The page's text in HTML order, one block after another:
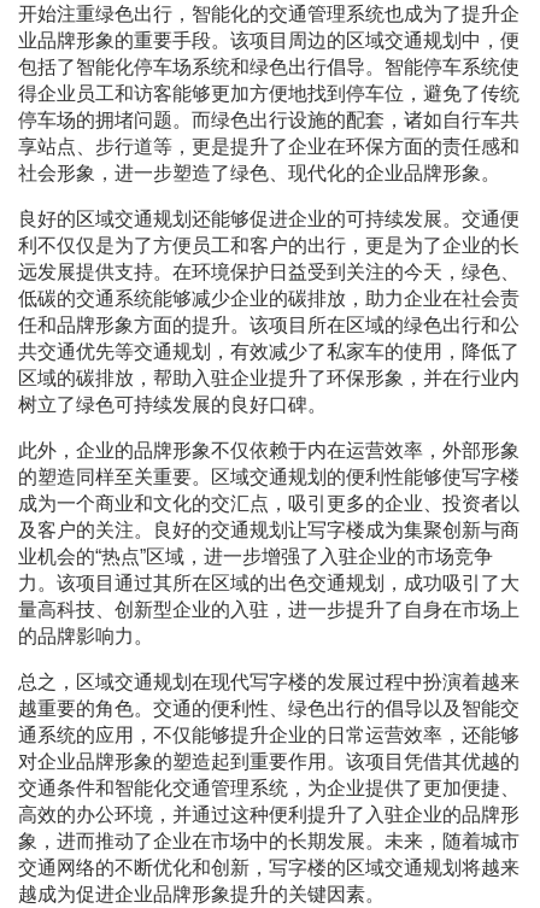
开始注重绿色出行，智能化的交通管理系统也成为了提升企
业品牌形象的重要手段。该项目周边的区域交通规划中，便
包括了智能化停车场系统和绿色出行倡导。智能停车系统使
得企业员工和访客能够更加方便地找到停车位，避免了传统
停车场的拥堵问题。而绿色出行设施的配套，诸如自行车共
享站点、步行道等，更是提升了企业在环保方面的责任感和
社会形象，进一步塑造了绿色、现代化的企业品牌形象。
良好的区域交通规划还能够促进企业的可持续发展。交通便
利不仅仅是为了方便员工和客户的出行，更是为了企业的长
远发展提供支持。在环境保护日益受到关注的今天，绿色、
低碳的交通系统能够减少企业的碳排放，助力企业在社会责
任和品牌形象方面的提升。该项目所在区域的绿色出行和公
共交通优先等交通规划，有效减少了私家车的使用，降低了
区域的碳排放，帮助入驻企业提升了环保形象，并在行业内
树立了绿色可持续发展的良好口碑。
此外，企业的品牌形象不仅依赖于内在运营效率，外部形象
的塑造同样至关重要。区域交通规划的便利性能够使写字楼
成为一个商业和文化的交汇点，吸引更多的企业、投资者以
及客户的关注。良好的交通规划让写字楼成为集聚创新与商
业机会的“热点”区域，进一步增强了入驻企业的市场竞争
力。该项目通过其所在区域的出色交通规划，成功吸引了大
量高科技、创新型企业的入驻，进一步提升了自身在市场上
的品牌影响力。
总之，区域交通规划在现代写字楼的发展过程中扮演着越来
越重要的角色。交通的便利性、绿色出行的倡导以及智能交
通系统的应用，不仅能够提升企业的日常运营效率，还能够
对企业品牌形象的塑造起到重要作用。该项目凭借其优越的
交通条件和智能化交通管理系统，为企业提供了更加便捷、
高效的办公环境，并通过这种便利提升了入驻企业的品牌形
象，进而推动了企业在市场中的长期发展。未来，随着城市
交通网络的不断优化和创新，写字楼的区域交通规划将越来
越成为促进企业品牌形象提升的关键因素。